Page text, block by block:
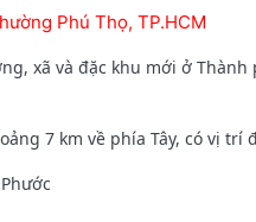
Phú Thọ, TP.HCM
xã và đặc khu mới ở Thành
7 km về phía Tây, có vị trí